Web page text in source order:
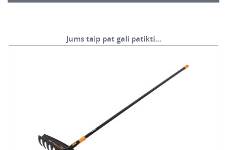
Jums taip pat gali patikti…